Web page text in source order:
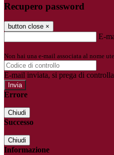
Recupero password
button close ×
E-
Non hai una e-mail associata al nome
E-mail inviata, si prega di
Errore
Chiudi
Successo
Chiudi
Informazione